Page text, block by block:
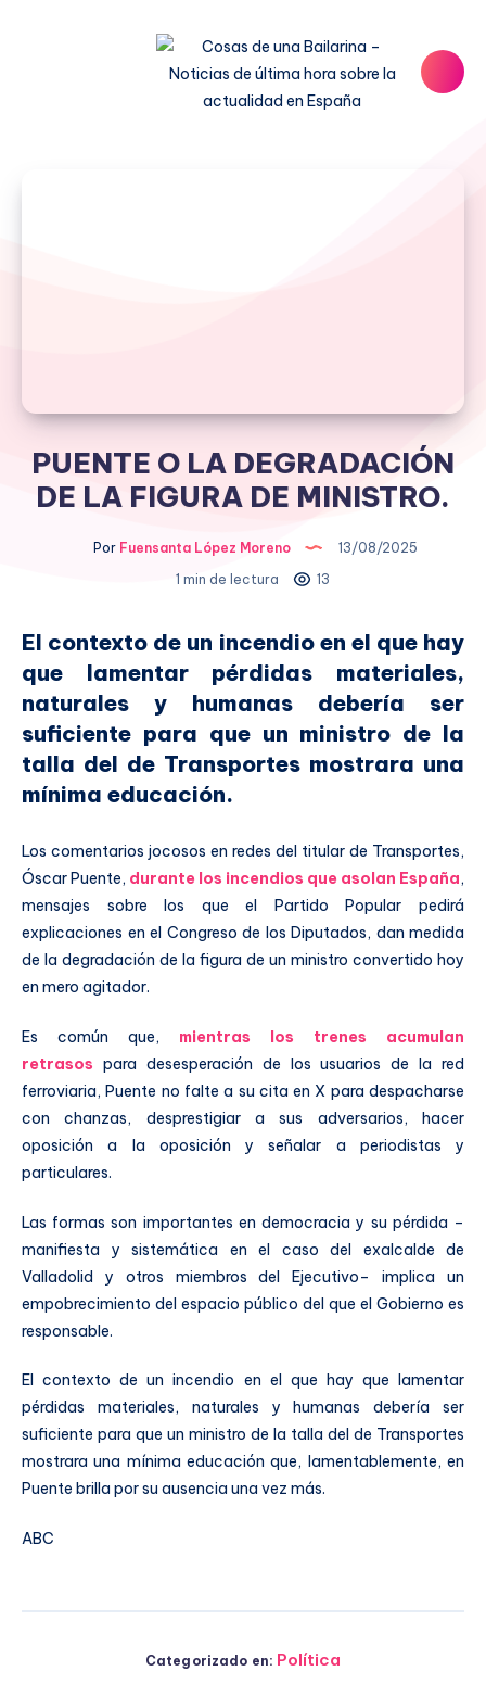
PUENTE O LA DEGRADACIÓN
DE LA FIGURA DE MINISTRO.
Por Fuensanta López Moreno
13/08/2025
1 min de lectura
13
El contexto de un incendio en el que hay
que lamentar pérdidas materiales,
naturales y humanas debería ser
suficiente para que un ministro de la
talla del de Transportes mostrara una
mínima educación.
Los comentarios jocosos en redes del titular de Transportes,
Óscar Puente, durante los incendios que asolan España,
mensajes sobre los que el Partido Popular pedirá
explicaciones en el Congreso de los Diputados, dan medida
de la degradación de la figura de un ministro convertido hoy
en mero agitador.
Es común que, mientras los trenes acumulan
retrasos para desesperación de los usuarios de la red
ferroviaria, Puente no falte a su cita en X para despacharse
con chanzas, desprestigiar a sus adversarios, hacer
oposición a la oposición y señalar a periodistas y
particulares.
Las formas son importantes en democracia y su pérdida –
manifiesta y sistemática en el caso del exalcalde de
Valladolid y otros miembros del Ejecutivo– implica un
empobrecimiento del espacio público del que el Gobierno es
responsable.
El contexto de un incendio en el que hay que lamentar
pérdidas materiales, naturales y humanas debería ser
suficiente para que un ministro de la talla del de Transportes
mostrara una mínima educación que, lamentablemente, en
Puente brilla por su ausencia una vez más.
ABC
Categorizado en: Política